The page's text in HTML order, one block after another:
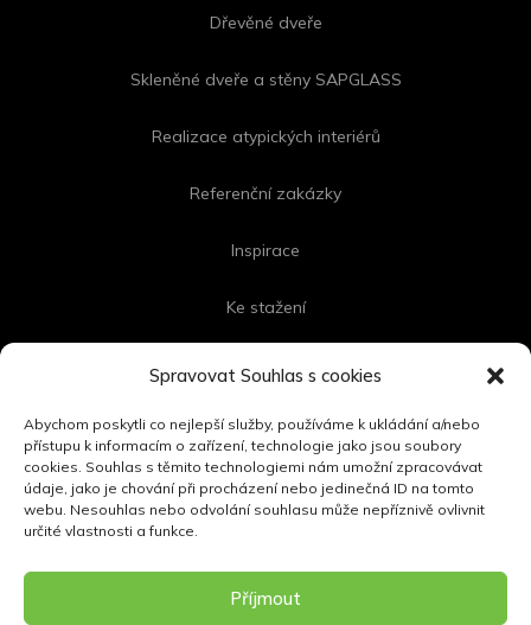
Spravovat Souhlas s cookies
Abychom poskytli co nejlepší služby, používáme k ukládání a/nebo
přístupu k informacím o zařízení, technologie jako jsou soubory
cookies. Souhlas s těmito technologiemi nám umožní zpracovávat
údaje, jako je chování při procházení nebo jedinečná ID na tomto
webu. Nesouhlas nebo odvolání souhlasu může nepříznivě ovlivnit
určité vlastnosti a funkce.
Příjmout
Dřevěné dveře
Skleněné dveře a stěny SAPGLASS
Realizace atypických interiérů
Referenční zakázky
Inspirace
Ke stažení
Kontakt
FOLLOW US